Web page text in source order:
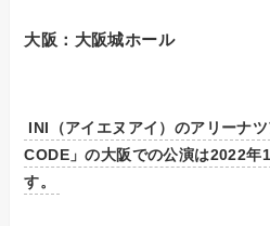
大阪：大阪城ホール
INI（アイエヌアイ）のアリーナ
CODE」の大阪での公演は2022年
す。